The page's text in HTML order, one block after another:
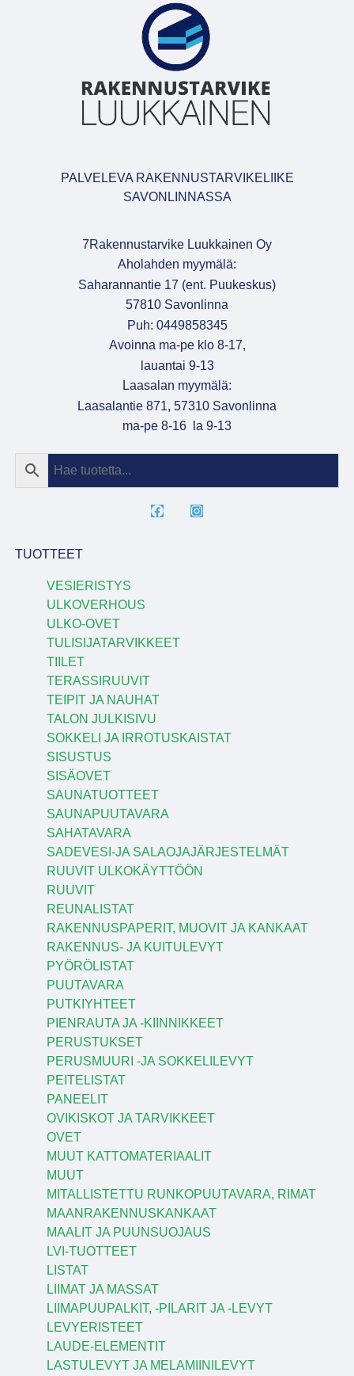
PALVELEVA RAKENNUSTARVIKELIIKE
SAVONLINNASSA
7Rakennustarvike Luukkainen Oy
Aholahden myymälä:
Saharannantie 17 (ent. Puukeskus)
57810 Savonlinna
Puh: 0449858345
Avoinna ma-pe klo 8-17,
lauantai 9-13
Laasalan myymälä:
Laasalantie 871, 57310 Savonlinna
ma-pe 8-16 la 9-13
TUOTTEET
VESIERISTYS
ULKOVERHOUS
ULKO-OVET
TULISIJATARVIKKEET
TIILET
TERASSIRUUVIT
TEIPIT JA NAUHAT
TALON JULKISIVU
SOKKELI JA IRROTUSKAISTAT
SISUSTUS
SISÄOVET
SAUNATUOTTEET
SAUNAPUUTAVARA
SAHATAVARA
SADEVESI-JA SALAOJAJÄRJESTELMÄT
RUUVIT ULKOKÄYTTÖÖN
RUUVIT
REUNALISTAT
RAKENNUSPAPERIT, MUOVIT JA KANKAAT
RAKENNUS- JA KUITULEVYT
PYÖRÖLISTAT
PUUTAVARA
PUTKIYHTEET
PIENRAUTA JA -KIINNIKKEET
PERUSTUKSET
PERUSMUURI -JA SOKKELILEVYT
PEITELISTAT
PANEELIT
OVIKISKOT JA TARVIKKEET
OVET
MUUT KATTOMATERIAALIT
MUUT
MITALLISTETTU RUNKOPUUTAVARA, RIMAT
MAANRAKENNUSKANKAAT
MAALIT JA PUUNSUOJAUS
LVI-TUOTTEET
LISTAT
LIIMAT JA MASSAT
LIIMAPUUPALKIT, -PILARIT JA -LEVYT
LEVYERISTEET
LAUDE-ELEMENTIT
LASTULEVYT JA MELAMIINILEVYT